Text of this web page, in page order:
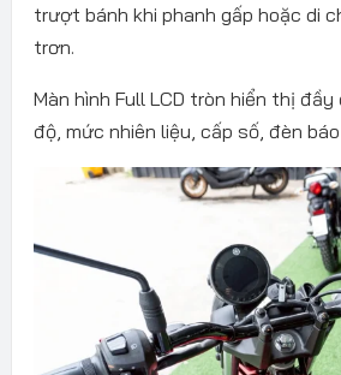
trượt bánh khi phanh gấp hoặc di
trơn.
Màn hình Full LCD tròn hiển thị
độ, mức nhiên liệu, cấp số, đèn báo